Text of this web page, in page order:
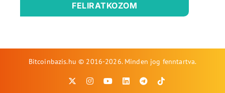
FELIRATKOZOM
Bitcoinbazis.hu © 2016-2026. Minden jog fenntartva.